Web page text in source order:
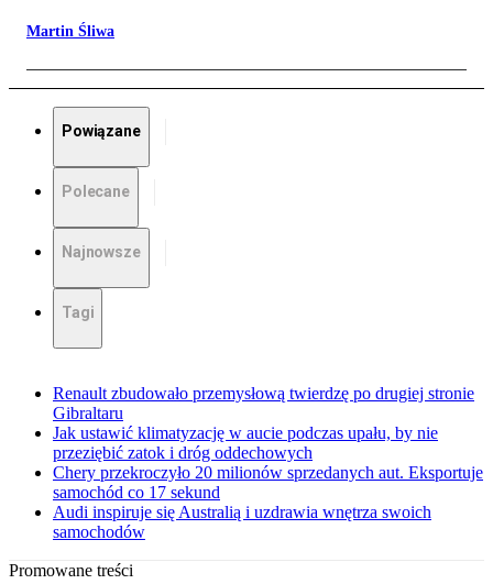
Martin Śliwa
Powiązane
Polecane
Najnowsze
Tagi
Renault zbudowało przemysłową twierdzę po drugiej stronie
Gibraltaru
Jak ustawić klimatyzację w aucie podczas upału, by nie
przeziębić zatok i dróg oddechowych
Chery przekroczyło 20 milionów sprzedanych aut. Eksportuje
samochód co 17 sekund
Audi inspiruje się Australią i uzdrawia wnętrza swoich
samochodów
Promowane treści